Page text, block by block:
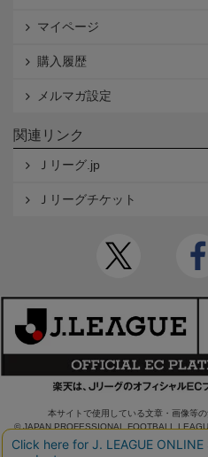
マイページ
購入履歴
メルマガ設定
関連リンク
Ｊリーグ.jp
Ｊリーグチケット
本サイトで使用している文章・画像等
© JAPAN PROFESSIONAL FOOTBALL